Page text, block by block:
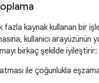
kaynak kullanan bir
kullanıcı
birkaç şekilde iyileştirir:
ile çoğunlukla